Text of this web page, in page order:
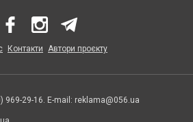
Контакти Автори проєкту
969-29-16. E-mail: reklama@056.ua